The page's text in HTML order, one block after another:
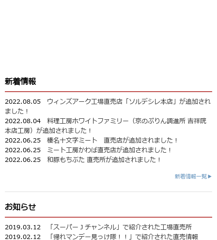
新着情報
2022.08.05 ウィンズアーク工場直売店「ソルデシレ本店」が追加され
ました！
2022.08.04 料理工房ホワイトファミリー（京のぷりん調進所 吉祥院
本店工房）が追加されました！
2022.06.25 榛名十文字ミート 直売店が追加されました！
2022.06.25 ミート工房かわば直売店が追加されました！
2022.06.25 和豚もちぶた 直売所が追加されました！
新着情報一覧▶
お知らせ
2019.03.12
「スーパーＪチャンネル」で紹介された工場直売所
2019.02.12
「帰れマンデー見っけ隊！！」で紹介された直売情報